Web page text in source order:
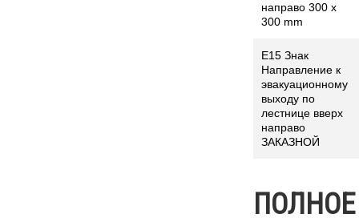
направо 300 x
300 mm
Е15 Знак
Направление к
эвакуационному
выходу по
лестнице вверх
направо
ЗАКАЗНОЙ